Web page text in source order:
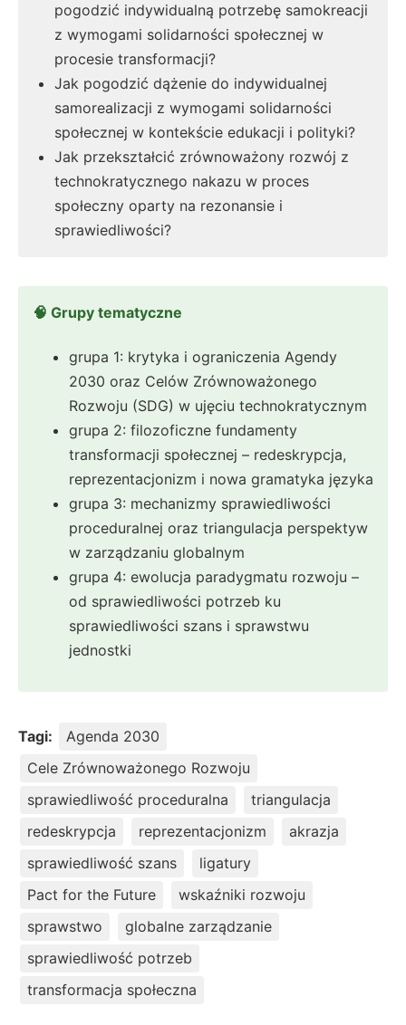
pogodzić indywidualną potrzebę samokreacji
z wymogami solidarności społecznej w
procesie transformacji?
Jak pogodzić dążenie do indywidualnej
samorealizacji z wymogami solidarności
społecznej w kontekście edukacji i polityki?
Jak przekształcić zrównoważony rozwój z
technokratycznego nakazu w proces
społeczny oparty na rezonansie i
sprawiedliwości?
🧠 Grupy tematyczne
grupa 1: krytyka i ograniczenia Agendy
2030 oraz Celów Zrównoważonego
Rozwoju (SDG) w ujęciu technokratycznym
grupa 2: filozoficzne fundamenty
transformacji społecznej – redeskrypcja,
reprezentacjonizm i nowa gramatyka języka
grupa 3: mechanizmy sprawiedliwości
proceduralnej oraz triangulacja perspektyw
w zarządzaniu globalnym
grupa 4: ewolucja paradygmatu rozwoju –
od sprawiedliwości potrzeb ku
sprawiedliwości szans i sprawstwu
jednostki
Tagi:
Agenda 2030
Cele Zrównoważonego Rozwoju
sprawiedliwość proceduralna
triangulacja
redeskrypcja
reprezentacjonizm
akrazja
sprawiedliwość szans
ligatury
Pact for the Future
wskaźniki rozwoju
sprawstwo
globalne zarządzanie
sprawiedliwość potrzeb
transformacja społeczna